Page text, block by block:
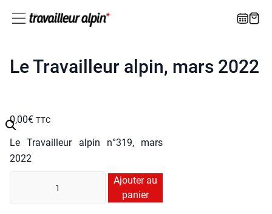
Le Travailleur alpin, mars 2022
0,00€ TTC
Le Tra­vailleur alpin n°319, mars
2022
té
Ajouter au
panier